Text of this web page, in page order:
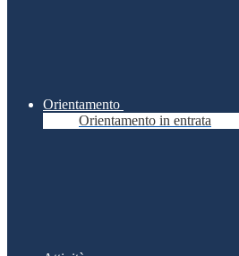
Orientamento
Orientamento in entrata